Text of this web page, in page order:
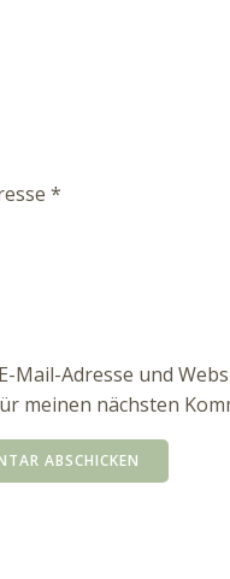
*
Mail-Adresse und
meinen nächsten